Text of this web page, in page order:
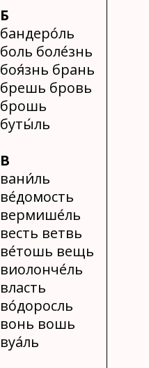
Б
бандеро́ль
боль боле́знь
боя́знь брань
брешь бровь
брошь
буты́ль
В
вани́ль
ве́домость
вермише́ль
весть ветвь
ве́тошь вещь
виолонче́ль
власть
во́доросль
вонь вошь
вуа́ль